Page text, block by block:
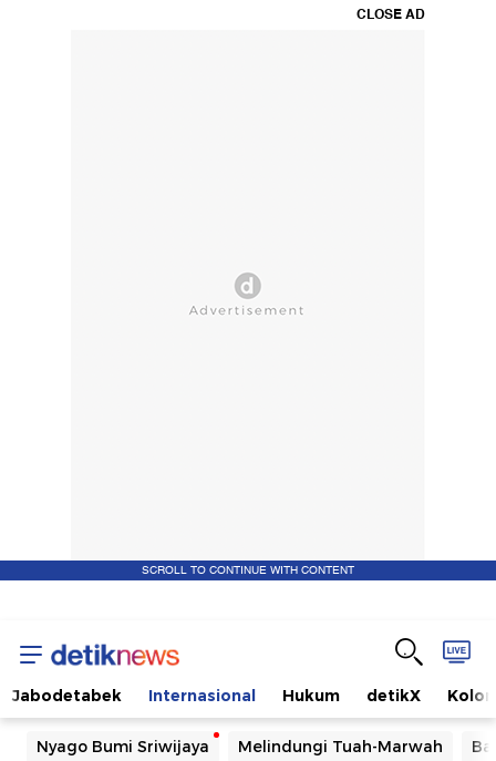
CLOSE AD
SCROLL TO CONTINUE WITH CONTENT
Jabodetabek Internasional Hukum detikX
Nyago Bumi Sriwijaya Melindungi Tuah-Marwah